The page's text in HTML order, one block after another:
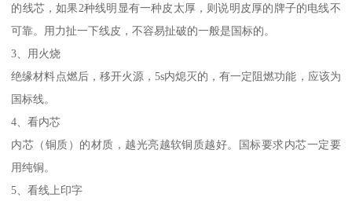
的线芯，如果2种线明显有一种皮太厚，则说明皮厚的牌子的电线不
可靠。用力扯一下线皮，不容易扯破的一般是国标的。
3、用火烧
绝缘材料点燃后，移开火源，5s内熄灭的，有一定阻燃功能，应该为
国标线。
4、看内芯
内芯（铜质）的材质，越光亮越软铜质越好。国标要求内芯一定要
用纯铜。
5、看线上印字